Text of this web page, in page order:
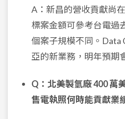
A：新昌的營收貢獻尚
標案金額可參考台電過
個案子規模不同。Data
亞的新業務，明年預期
Q：北美製氫廠 400 萬
售電執照何時能貢獻業